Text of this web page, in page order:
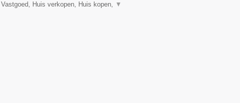
Huis verkopen, Huis kopen, ▼